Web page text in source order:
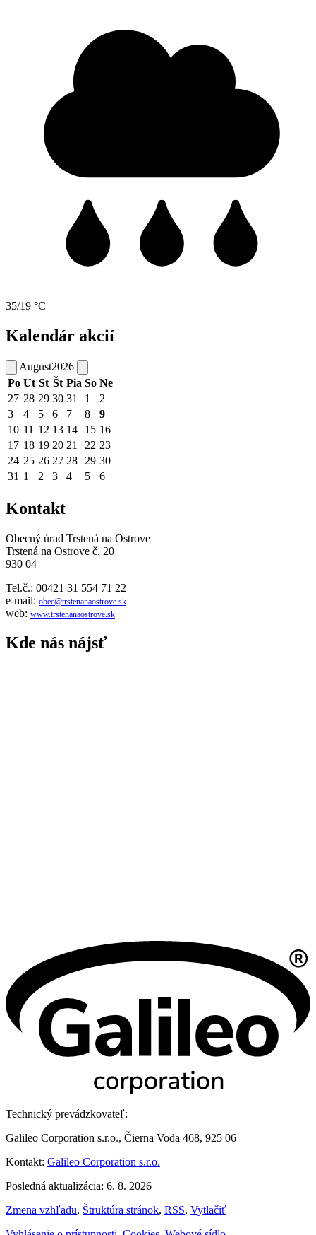
35/19 °C
Kalendár akcií
August2026
Po Ut St Št Pia So Ne
27 28 29 30 31 1
2
3
4 5 6 7 8
9
10 11 12 13 14 15 16
17 18 19 20 21 22 23
24 25 26 27 28 29 30
31 1 2 3 4 5 6
Kontakt
Obecný úrad Trstená na Ostrove
Trstená na Ostrove č. 20
930 04
Tel.č.: 00421 31 554 71 22
e-mail: obec@trstenanaostrove.sk
web: www.trstenanaostrove.sk
Kde nás nájsť
Technický prevádzkovateľ:
Galileo Corporation s.r.o., Čierna Voda 468, 925 06
Kontakt: Galileo Corporation s.r.o.
Posledná aktualizácia: 6. 8. 2026
Zmena vzhľadu, Štruktúra stránok, RSS, Vytlačiť